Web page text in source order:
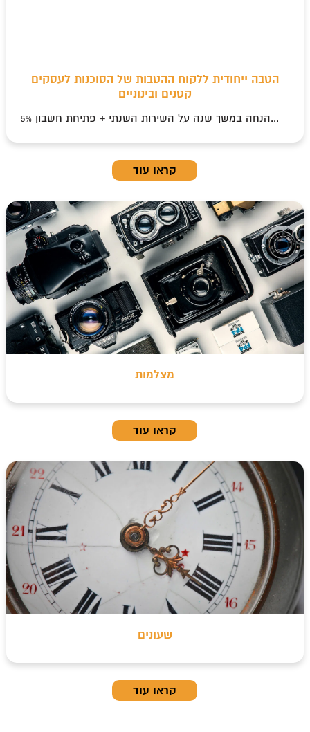
הטבה ייחודית ללקוח ההטבות של הסוכנות לעסקים
קטנים ובינוניים
5% הנחה במשך שנה על השירות השנתי + פתיחת חשבון...
קראו עוד
מצלמות
קראו עוד
שעונים
קראו עוד